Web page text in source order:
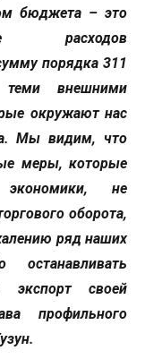
бюджета – это
расходов
порядка 311
внешними
окружают нас
Мы видим, что
меры, которые
не
оборота,
ряд наших
экспорт своей
профильного